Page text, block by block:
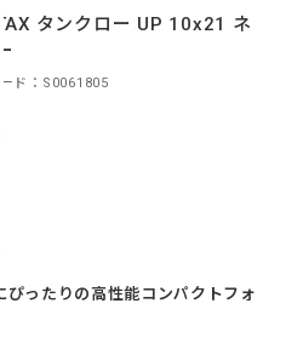
タンクロー UP 10x21 ネ
ード：S0061805
ったりの高性能コンパクトフォ